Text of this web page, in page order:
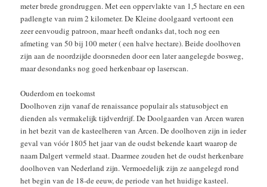
meter brede grondruggen. Met een oppervlakte van 1,5 hectare en een
padlengte van ruim 2 kilometer. De Kleine doolgaard vertoont een
zeer eenvoudig patroon, maar heeft ondanks dat, toch nog een
afmeting van 50 bij 100 meter ( een halve hectare). Beide doolhoven
zijn aan de noordzijde doorsneden door een later aangelegde bosweg,
maar desondanks nog goed herkenbaar op laserscan.
Ouderdom en toekomst
Doolhoven zijn vanaf de renaissance populair als statusobject en
dienden als vermakelijk tijdverdrijf. De Doolgaarden van Arcen waren
in het bezit van de kasteelheren van Arcen. De doolhoven zijn in ieder
geval van vóór 1805 het jaar van de oudst bekende kaart waarop de
naam Dalgert vermeld staat. Daarmee zouden het de oudst herkenbare
doolhoven van Nederland zijn. Vermoedelijk zijn ze aangelegd rond
het begin van de 18-de eeuw, de periode van het huidige kasteel.